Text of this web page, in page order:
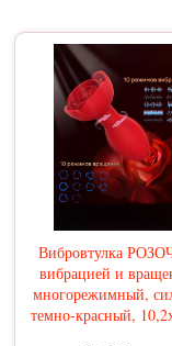
Вибровтулка
вибрацией и
многорежимный,
темно-красный,